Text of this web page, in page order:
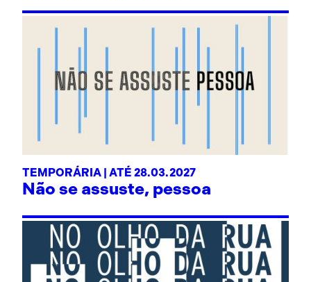
TEMPORÁRIA | ATÉ 28.03.2027
Não se assuste, pessoa